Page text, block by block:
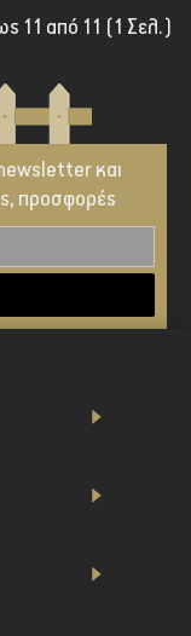
11 από 11 (1 Σελ.)
και
προσφορές